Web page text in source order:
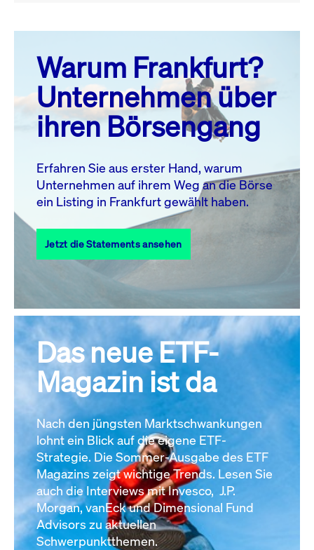
August 26
MO. DI. MI. DO. FR. SA. SO.
1
2
3
4 5 6 7 8
10 11 13 14
17
18 19 20 21 22
23
27 28
31
Alle Events
Warum Frankfurt?
Unternehmen über
ihren Börsengang
Erfahren Sie aus erster Hand, warum
Unternehmen auf ihrem Weg an die Börse
ein Listing in Frankfurt gewählt haben.
Jetzt die Statements ansehen
Das neue ETF-
Magazin ist da
Nach den jüngsten Marktschwankungen
lohnt ein Blick auf die eigene ETF-
Strategie. Die Sommer-Ausgabe des ETF
Magazins zeigt wichtige Trends. Lesen Sie
auch die Interviews mit Invesco, J.P.
Morgan, vanEck und Dimensional Fund
Advisors zu aktuellen
Schwerpunktthemen.